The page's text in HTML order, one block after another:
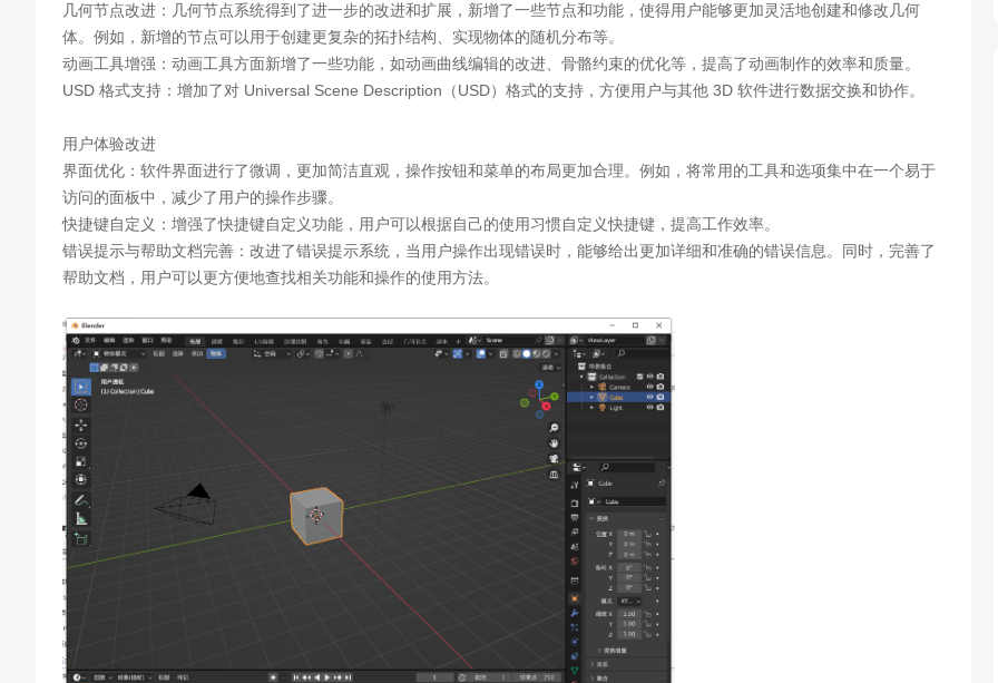
几何节点改进：几何节点系统得到了进一步的改进和扩展，新增了一些节点和功能，使得用户能够更加灵活地创建和修改几何
体。例如，新增的节点可以用于创建更复杂的拓扑结构、实现物体的随机分布等。
动画工具增强：动画工具方面新增了一些功能，如动画曲线编辑的改进、骨骼约束的优化等，提高了动画制作的效率和质量。
USD 格式支持：增加了对 Universal Scene Description（USD）格式的支持，方便用户与其他 3D 软件进行数据交换和协作。
用户体验改进
界面优化：软件界面进行了微调，更加简洁直观，操作按钮和菜单的布局更加合理。例如，将常用的工具和选项集中在一个易于
访问的面板中，减少了用户的操作步骤。
快捷键自定义：增强了快捷键自定义功能，用户可以根据自己的使用习惯自定义快捷键，提高工作效率。
错误提示与帮助文档完善：改进了错误提示系统，当用户操作出现错误时，能够给出更加详细和准确的错误信息。同时，完善了
帮助文档，用户可以更方便地查找相关功能和操作的使用方法。